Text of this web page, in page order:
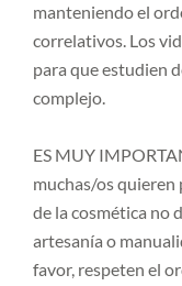
manteniendo el
correlativos. Los
para que estudien
complejo.
ES MUY
muchas/os quieren
de la cosmética no
artesanía o
favor, respeten el